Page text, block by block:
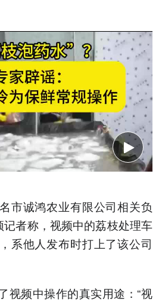
市诚鸿农业有限公司相关负
者称，视频中的荔枝处理车
系他人发布时打上了该公司
视频中操作的真实用途：“视